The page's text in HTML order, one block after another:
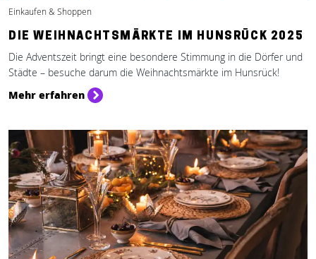
Einkaufen & Shoppen
DIE WEIHNACHTSMÄRKTE IM HUNSRÜCK 2025
Die Adventszeit bringt eine besondere Stimmung in die Dörfer und
Städte – besuche darum die Weihnachtsmärkte im Hunsrück!
Mehr erfahren